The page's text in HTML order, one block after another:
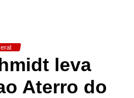
leva
Aterro do